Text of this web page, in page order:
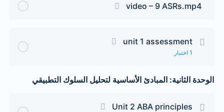
video – 9 ASRs.mp4
unit 1 assessment
1 اختبار
الدرس Content
unit 1 assessment
الوحدة الثانية: المبادئ الأساسية لتحليل السلوك التطبيقي
Unit 2 ABA principles